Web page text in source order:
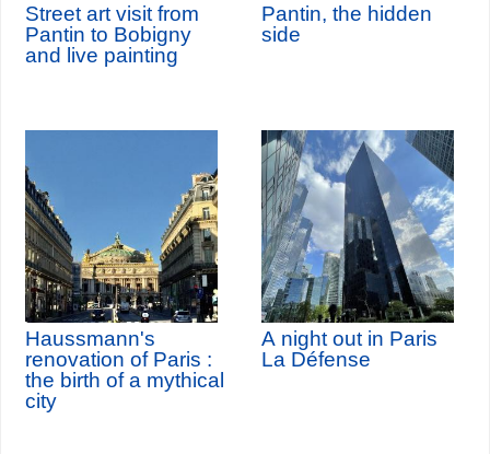
Street art visit from
Pantin to Bobigny
and live painting
Pantin, the hidden
side
Haussmann's
renovation of Paris :
the birth of a mythical
city
A night out in Paris
La Défense